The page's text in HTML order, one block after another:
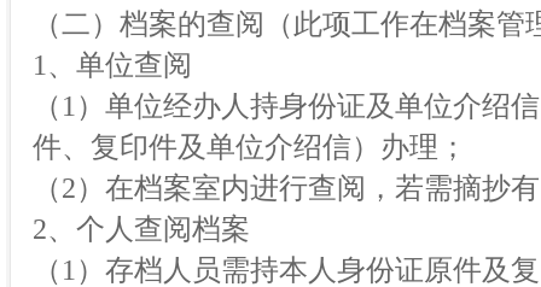
（二）档案的查阅（此项工作在档案
1、单位查阅
（1）单位经办人持身份证及单位介绍
件、复印件及单位介绍信）办理；
（2）在档案室内进行查阅，若需摘抄
2、个人查阅档案
（1）存档人员需持本人身份证原件及